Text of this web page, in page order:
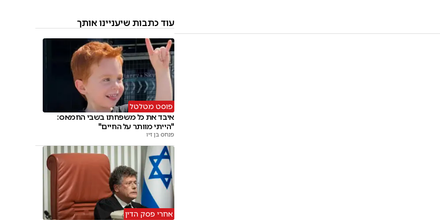
עוד כתבות שיעניינו אותך
פוסט מטלטל
איבד את כל משפחתו בשבי החמאס:
"הייתי מוותר על החיים"
פנחס בן זיו
אחרי פסק הדין